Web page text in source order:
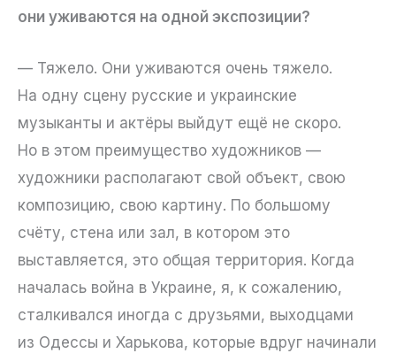
они уживаются на одной экспозиции?
— Тяжело. Они уживаются очень тяжело.
На одну сцену русские и украинские
музыканты и актёры выйдут ещё не скоро.
Но в этом преимущество художников —
художники располагают свой объект, свою
композицию, свою картину. По большому
счёту, стена или зал, в котором это
выставляется, это общая территория. Когда
началась война в Украине, я, к сожалению,
сталкивался иногда с друзьями, выходцами
из Одессы и Харькова, которые вдруг начинали